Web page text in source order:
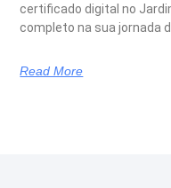
certificado digital no
completo na sua jornada
Read More